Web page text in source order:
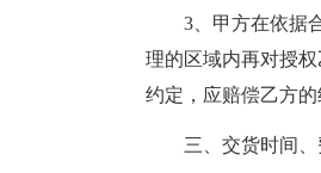
3、甲方在依据合
理的区域内再对授
约定，应赔偿乙方的
三、交货时间、